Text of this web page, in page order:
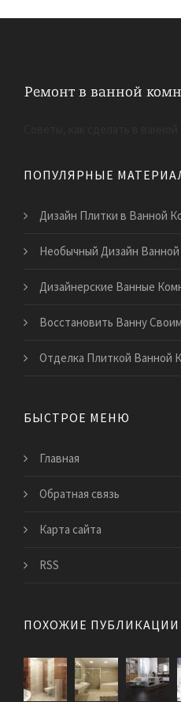
ПОПУЛЯРНЫЕ
Дизайн Плитки в Ванной
Необычный Дизайн
Дизайнерские Ванные
Восстановить Ванну
Отделка Плиткой Ванной
БЫСТРОЕ МЕНЮ
Главная
Обратная связь
Карта сайта
RSS
ПОХОЖИЕ ПУБЛИКАЦИИ